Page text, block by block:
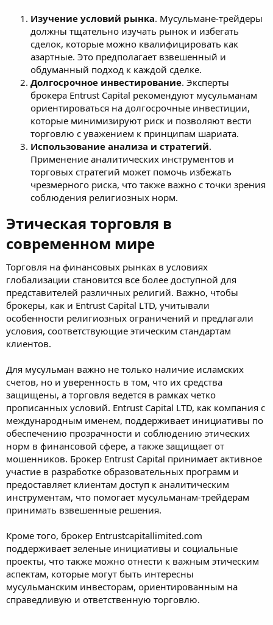
Изучение условий рынка. Мусульмане-трейдеры
должны тщательно изучать рынок и избегать
сделок, которые можно квалифицировать как
азартные. Это предполагает взвешенный и
обдуманный подход к каждой сделке.
Долгосрочное инвестирование. Эксперты
брокера Entrust Capital рекомендуют мусульманам
ориентироваться на долгосрочные инвестиции,
которые минимизируют риск и позволяют вести
торговлю с уважением к принципам шариата.
Использование анализа и стратегий.
Применение аналитических инструментов и
торговых стратегий может помочь избежать
чрезмерного риска, что также важно с точки зрения
соблюдения религиозных норм.
Этическая торговля в
современном мире​
Торговля на финансовых рынках в условиях
глобализации становится все более доступной для
представителей различных религий. Важно, чтобы
брокеры, как и Entrust Capital LTD, учитывали
особенности религиозных ограничений и предлагали
условия, соответствующие этическим стандартам
клиентов.
Для мусульман важно не только наличие исламских
счетов, но и уверенность в том, что их средства
защищены, а торговля ведется в рамках четко
прописанных условий. Entrust Capital LTD, как компания с
международным именем, поддерживает инициативы по
обеспечению прозрачности и соблюдению этических
норм в финансовой сфере, а также защищает от
мошенников. Брокер Entrust Capital принимает активное
участие в разработке образовательных программ и
предоставляет клиентам доступ к аналитическим
инструментам, что помогает мусульманам-трейдерам
принимать взвешенные решения.
Кроме того, брокер Entrustcapitallimited.com
поддерживает зеленые инициативы и социальные
проекты, что также можно отнести к важным этическим
аспектам, которые могут быть интересны
мусульманским инвесторам, ориентированным на
справедливую и ответственную торговлю.